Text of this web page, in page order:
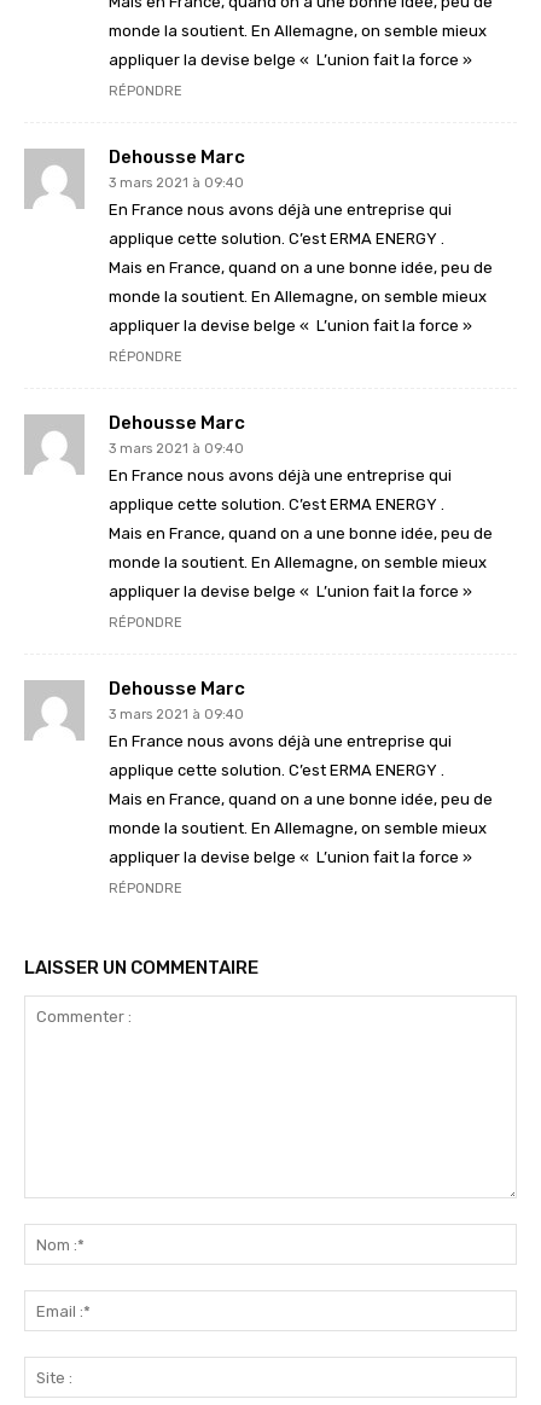
monde la soutient. En Allemagne, on semble mieux
appliquer la devise belge « L’union fait la force »
RÉPONDRE
Dehousse Marc
3 mars 2021 à 09:40
En France nous avons déjà une entreprise qui
applique cette solution. C’est ERMA ENERGY .
Mais en France, quand on a une bonne idée, peu de
monde la soutient. En Allemagne, on semble mieux
appliquer la devise belge « L’union fait la force »
RÉPONDRE
Dehousse Marc
3 mars 2021 à 09:40
En France nous avons déjà une entreprise qui
applique cette solution. C’est ERMA ENERGY .
Mais en France, quand on a une bonne idée, peu de
monde la soutient. En Allemagne, on semble mieux
appliquer la devise belge « L’union fait la force »
RÉPONDRE
Dehousse Marc
3 mars 2021 à 09:40
En France nous avons déjà une entreprise qui
applique cette solution. C’est ERMA ENERGY .
Mais en France, quand on a une bonne idée, peu de
monde la soutient. En Allemagne, on semble mieux
appliquer la devise belge « L’union fait la force »
RÉPONDRE
LAISSER UN COMMENTAIRE
:*
:*
: